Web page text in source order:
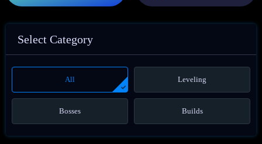
Select Category
All Leveling
Bosses Builds